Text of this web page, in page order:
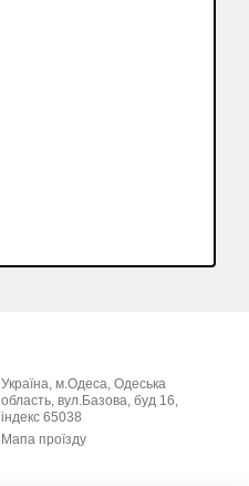
Україна, м.Одеса, Одеська
область, вул.Базова, буд 16,
індекс 65038
Мапа проїзду